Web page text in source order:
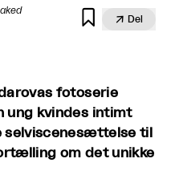
  Del
fotoserie
ung kvindes intimt
selviscenesættelse til
om det unikke